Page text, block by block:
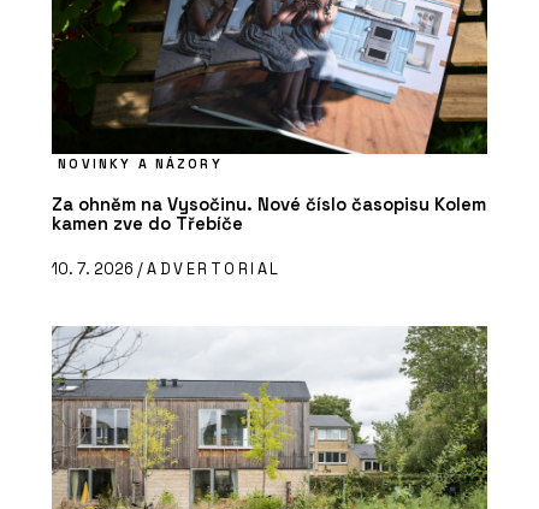
NOVINKY A NÁZORY
Za ohněm na Vysočinu. Nové číslo časopisu Kolem
kamen zve do Třebíče
10. 7. 2026 /ADVERTORIAL